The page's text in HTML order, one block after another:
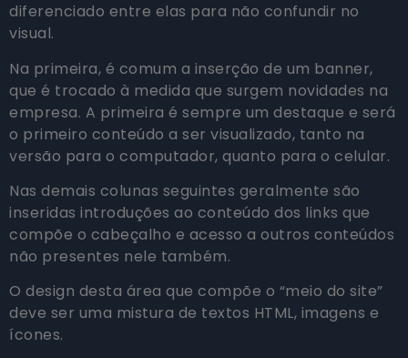
diferenciado entre elas para não confundir no
visual.
Na primeira, é comum a inserção de um banner,
que é trocado à medida que surgem novidades na
empresa. A primeira é sempre um destaque e será
o primeiro conteúdo a ser visualizado, tanto na
versão para o computador, quanto para o celular.
Nas demais colunas seguintes geralmente são
inseridas introduções ao conteúdo dos links que
compõe o cabeçalho e acesso a outros conteúdos
não presentes nele também.
O design desta área que compõe o “meio do site”
deve ser uma mistura de textos HTML, imagens e
ícones.